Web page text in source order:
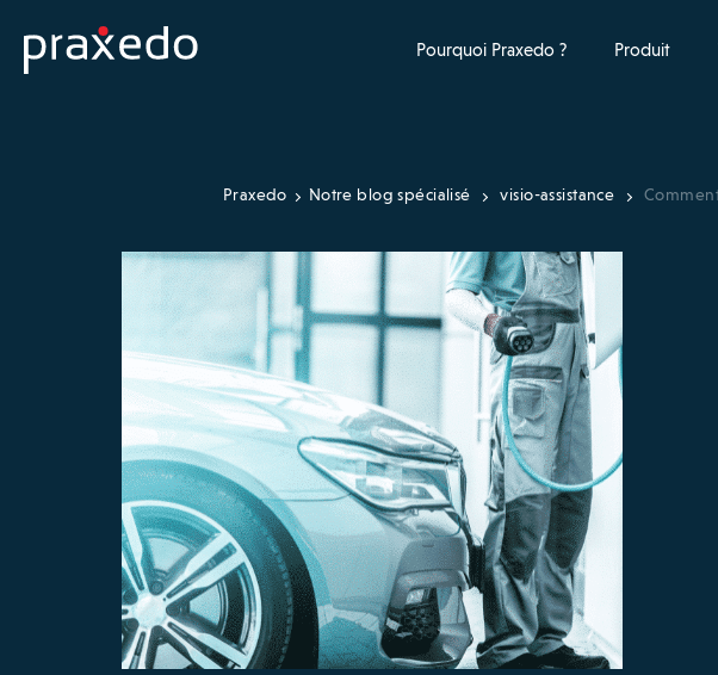
Pourquoi Praxedo ? Produit
Praxedo Notre blog spécialisé visio-assistance